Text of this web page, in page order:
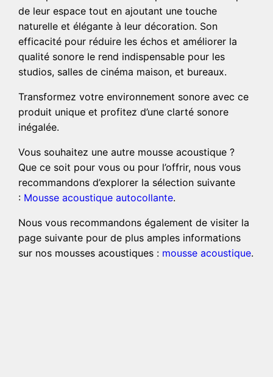
de leur espace tout en ajoutant une touche
naturelle et élégante à leur décoration. Son
efficacité pour réduire les échos et améliorer la
qualité sonore le rend indispensable pour les
studios, salles de cinéma maison, et bureaux.
Transformez votre environnement sonore avec ce
produit unique et profitez d’une clarté sonore
inégalée.
Vous souhaitez une autre mousse acoustique ?
Que ce soit pour vous ou pour l’offrir, nous vous
recommandons d’explorer la sélection suivante
: Mousse acoustique autocollante.
Nous vous recommandons également de visiter la
page suivante pour de plus amples informations
sur nos mousses acoustiques : mousse acoustique.